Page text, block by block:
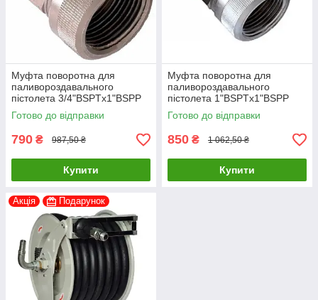
Муфта поворотна для
паливороздавального
пістолета 3/4"BSPTх1"BSPP
Готово до відправки
790 ₴ 987,50 ₴
Купити
Муфта поворотна для
паливороздавального
пістолета 1"BSPTх1"BSPP
Готово до відправки
850 ₴ 1 062,50 ₴
Купити
Акція Подарунок